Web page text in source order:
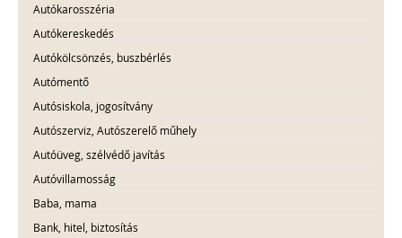
Autókarosszéria
Autókereskedés
Autókölcsönzés, buszbérlés
Autómentő
Autósiskola, jogosítvány
Autószerviz, Autószerelő műhely
Autóüveg, szélvédő javítás
Autóvillamosság
Baba, mama
Bank, hitel, biztosítás